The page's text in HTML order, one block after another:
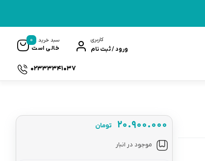
کاربری
ورود / ثبت نام
سبد خرید
خالی است
0
02333341037
۲۰.۹۰۰.۰۰۰ تومان
موجود در انبار